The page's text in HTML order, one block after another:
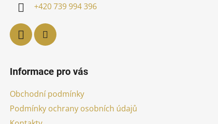
+420 739 994 396
Informace pro vás
Obchodní podmínky
Podmínky ochrany osobních údajů